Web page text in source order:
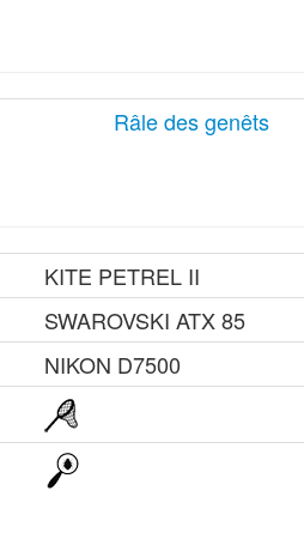
Râle des genêts
KITE PETREL II
SWAROVSKI ATX 85
NIKON D7500